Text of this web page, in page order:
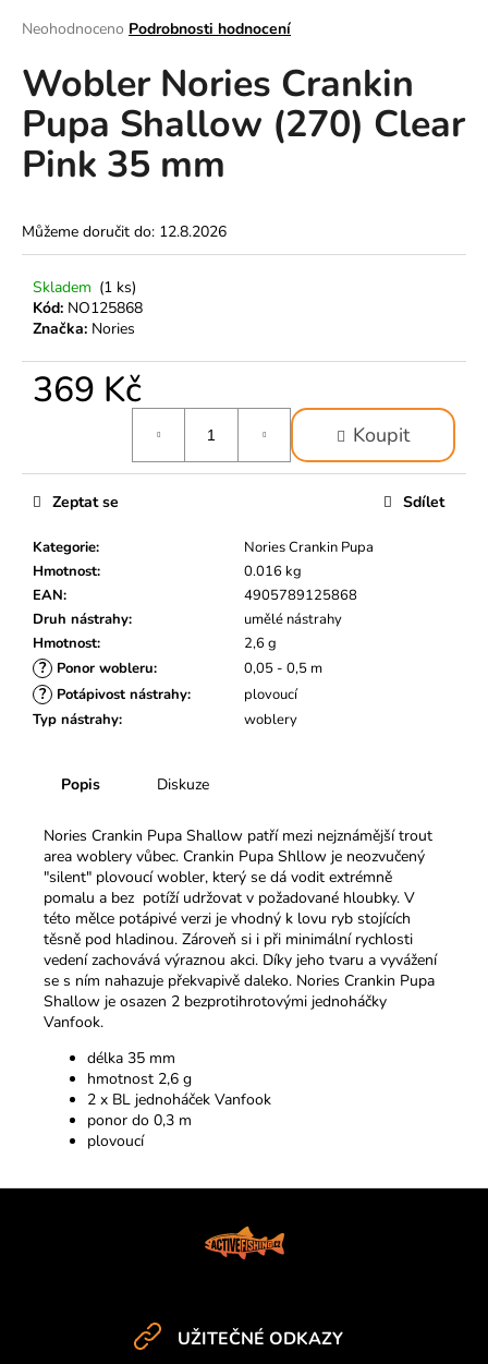
Průměrné
produktu
je
0,0
z
5
hvězdiček.
Neohodnoceno Podrobnosti hodnocení
Wobler Nories Crankin
Pupa Shallow (270) Clear
Pink 35 mm
Můžeme doručit do: 12.8.2026
Skladem (1 ks)
Kód: NO125868
Značka: Nories
369 Kč
Koupit
Kategorie:
Nories Crankin Pupa
Hmotnost:
0.016 kg
EAN:
4905789125868
Druh nástrahy:
umělé nástrahy
Hmotnost: 2,6 g
? Ponor wobleru: 0,05 - 0,5 m
? Potápivost nástrahy:
plovoucí
Typ nástrahy: woblery
Zeptat se Sdílet
Popis Diskuze
Nories Crankin Pupa Shallow patří mezi nejznámější trout
area woblery vůbec. Crankin Pupa Shllow je neozvučený
"silent" plovoucí wobler, který se dá vodit extrémně
pomalu a bez potíží udržovat v požadované hloubky. V
této mělce potápivé verzi je vhodný k lovu ryb stojících
těsně pod hladinou. Zároveň si i při minimální rychlosti
vedení zachovává výraznou akci. Díky jeho tvaru a vyvážení
se s ním nahazuje překvapivě daleko. Nories Crankin Pupa
Shallow je osazen 2 bezprotihrotovými jednoháčky
Vanfook.
délka 35 mm
hmotnost 2,6 g
2 x BL jednoháček Vanfook
ponor do 0,3 m
plovoucí
a
í
t
?
HLEDAT
o
p
u
u
m
UŽITEČNÉ ODKAZY